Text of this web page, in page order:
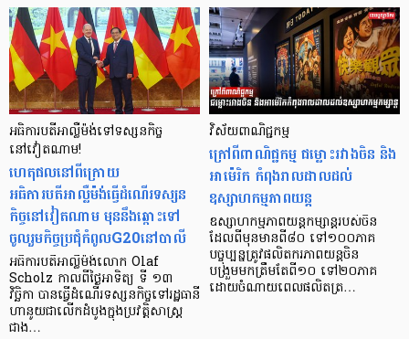
អធិការបតីអាល្លឺម៉ង់ទៅទស្សនកិច្ច
នៅវៀតណាម!
ហេតុផលនៅពីក្រោយ
អធិការបតីអាល្លឺម៉ង់ធ្វើដំណើរទស្សន
កិច្ចនៅវៀតណាម មុននឹងឆ្ពោះទៅ
ចូលរួមកិច្ចប្រជុំកំពូលG20នៅបាលី
អធិការបតីអាល្លឺម៉ង់លោក Olaf
Scholz កាលពីថ្ងៃអាទិត្យ ទី ១៣
វិច្ឆិកា បានធ្វើដំណើរទស្សនកិច្ចទៅរដ្ឋធានី
ហានូយជាលើកដំបូងក្នុងប្រវត្តិសាស្ត្រ
ជាង…
វិស័យពាណិជ្ជកម្ម
ក្រៅពីពាណិជ្ជកម្ម ជម្លោះរវាងចិន និង
អាម៉េរិក កំពុងរាលដាលដល់
ឧស្សាហកម្មភាពយន្ត
ឧស្សាហកម្មភាពយន្តកម្សាន្តរបស់ចិន
ដែលពីមុនមានពី៨០ ទៅ១០០ភាគ
បច្ចុប្បន្នត្រូវផលិតករភាពយន្តចិន
បង្រួមមកត្រឹមតែពី១០ ទៅ២០ភាគ
ដោយចំណាយពេលផលិតត្រ…